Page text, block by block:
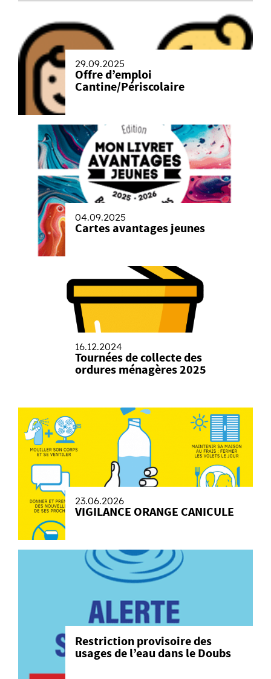
29.09.2025
Offre d’emploi
Cantine/Périscolaire
04.09.2025
Cartes avantages jeunes
16.12.2024
Tournées de collecte des
ordures ménagères 2025
23.06.2026
VIGILANCE ORANGE CANICULE
Restriction provisoire des
usages de l’eau dans le Doubs